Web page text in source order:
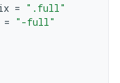
= ".full"
= "-full"